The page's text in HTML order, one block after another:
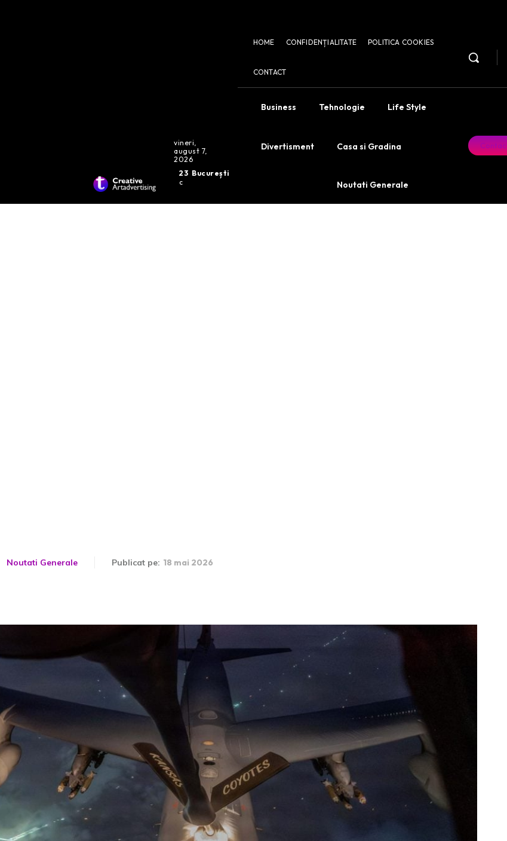
vineri,
august 7,
2026
23
C
București
HOME CONFIDENȚIALITATE POLITICA COOKIES
CONTACT
Business Tehnologie Life Style
Divertisment Casa si Gradina
Noutati Generale
Noutati Generale Publicat pe: 18 mai 2026